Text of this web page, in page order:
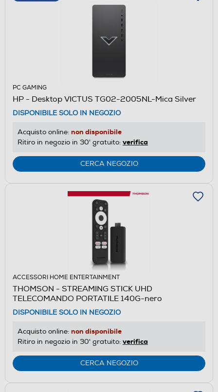
PC GAMING
HP - Desktop VICTUS TG02-2005NL-Mica Silver
DISPONIBILE SOLO IN NEGOZIO
Acquisto online: non disponibile
Ritiro in negozio in 30' gratuito: verifica
CERCA NEGOZIO
ACCESSORI HOME ENTERTAINMENT
THOMSON - STREAMING STICK UHD
TELECOMANDO PORTATILE 140G-nero
DISPONIBILE SOLO IN NEGOZIO
Acquisto online: non disponibile
Ritiro in negozio in 30' gratuito: verifica
CERCA NEGOZIO